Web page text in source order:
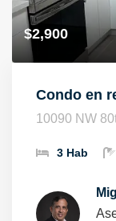
$2,900
Condo en
10090 NW
3 Hab